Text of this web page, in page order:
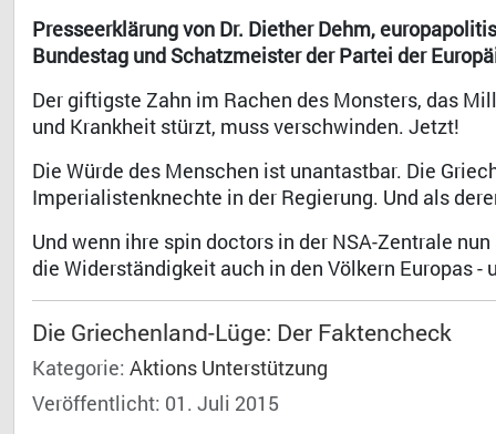
Presseerklärung von Dr. Diether Dehm,
Bundestag und Schatzmeister der Partei der
Der giftigste Zahn im Rachen des Monsters, das
und Krankheit stürzt, muss verschwinden. Jetzt!
Die Würde des Menschen ist unantastbar. Die
Imperialistenknechte in der Regierung. Und als
Und wenn ihre spin doctors in der NSA-Zentrale
die Widerständigkeit auch in den Völkern Europas
Die Griechenland-Lüge: Der Faktencheck
Kategorie: Aktions Unterstützung
Veröffentlicht: 01. Juli 2015